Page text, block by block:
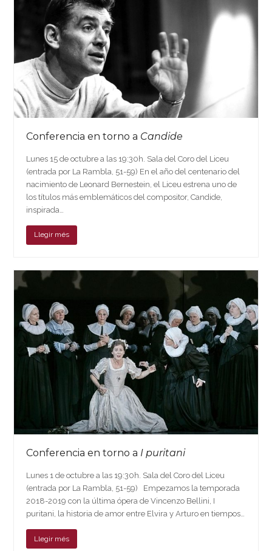
Conferencia en torno a Candide
Lunes 15 de octubre a las 19:30h. Sala del Coro del Liceu
(entrada por La Rambla, 51-59) En el año del centenario del
nacimiento de Leonard Bernestein, el Liceu estrena uno de
los títulos más emblemáticos del compositor, Candide,
inspirada…
Llegir més
Conferencia en torno a I puritani
Lunes 1 de octubre a las 19:30h. Sala del Coro del Liceu
(entrada por La Rambla, 51-59) Empezamos la temporada
2018-2019 con la última ópera de Vincenzo Bellini, I
puritani, la historia de amor entre Elvira y Arturo en tiempos…
Llegir més